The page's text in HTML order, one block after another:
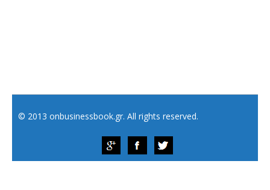
© 2013 onbusinessbook.gr. All rights reserved.